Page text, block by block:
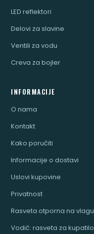
LED reflektori
Delovi za slavine
Ventili za vodu
Creva za bojler
INFORMACIJE
O nama
Kontakt
Kako poručiti
Informacije o dostavi
Uslovi kupovine
Privatnost
Rasveta otporna na vlagu
Vodič: rasveta za kupatilo